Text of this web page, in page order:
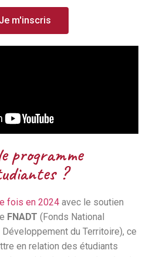
Je m'inscris
programme
?
fois en 2024 avec le soutien
FNADT (Fonds National
Développement du Territoire), ce
en relation des étudiants